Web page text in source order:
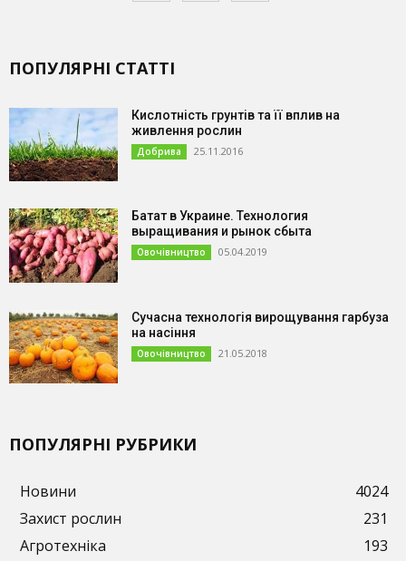
ПОПУЛЯРНІ СТАТТІ
Кислотність грунтів та її вплив на
живлення рослин
Добрива 25.11.2016
Батат в Украине. Технология
выращивания и рынок сбыта
Овочівництво 05.04.2019
Сучасна технологія вирощування гарбуза
на насіння
Овочівництво 21.05.2018
ПОПУЛЯРНІ РУБРИКИ
Новини
4024
Захист рослин
231
Агротехніка
193